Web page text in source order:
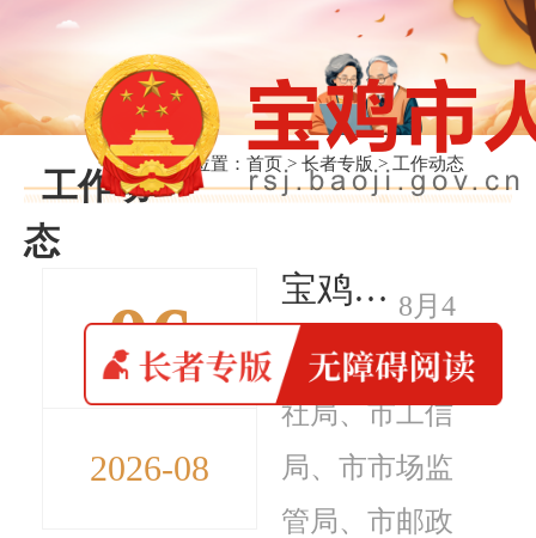
当前位置： 首页 > 长者专版 > 工作动态
工作动
态
06
2026-08
宝鸡：专场招聘助力学子就业 部门协作推动企业发展 8月4
日晚，由市人
社局、市工信
局、市市场监
管局、市邮政